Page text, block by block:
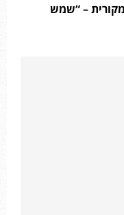
– “שמש